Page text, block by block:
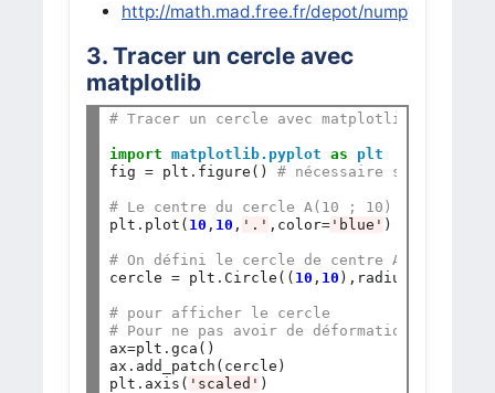
http://math.mad.free.fr/depot/numpy/
3. Tracer un cercle avec
matplotlib
# Tracer un cercle avec matplotlib
import matplotlib.pyplot as
plt
fig = plt . figure() # nécessaire sur repl.it
# Le centre du cercle A(10 ; 10)
plt . plot( 10 , 10 , '.' ,color= 'blue' )
# On défini le cercle de centre A(10 ; 10)
cercle = plt . Circle(( 10 , 10 ),radius
# pour afficher le cercle
# Pour ne pas avoir de déformation
ax=plt .gca()
ax . add_patch(cercle)
plt . axis( 'scaled' )